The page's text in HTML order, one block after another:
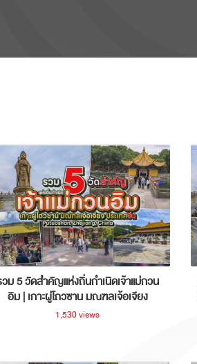
ม 5 วัดสำคัญแห่งถิ่นกำเนิดเจ้าแม่กวน
อิม | เกาะผู่โถวซาน มณฑลเจ้อเจียง
ประเทศจีน
1,530 views